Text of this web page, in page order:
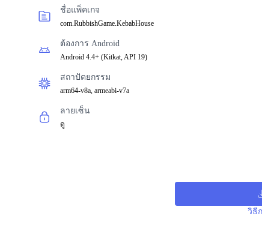
ชื่อแพ็คเกจ
com.RubbishGame.KebabHouse
ต้องการ Android
Android 4.4+ (Kitkat, API 19)
สถาปัตยกรรม
arm64-v8a, armeabi-v7a
ลายเซ็น
ดู
วิธี